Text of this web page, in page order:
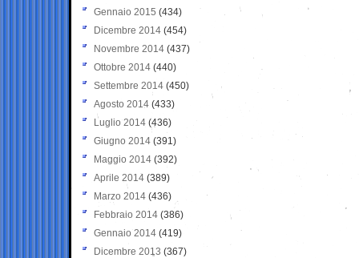
Gennaio 2015 (434)
Dicembre 2014 (454)
Novembre 2014 (437)
Ottobre 2014 (440)
Settembre 2014 (450)
Agosto 2014 (433)
Luglio 2014 (436)
Giugno 2014 (391)
Maggio 2014 (392)
Aprile 2014 (389)
Marzo 2014 (436)
Febbraio 2014 (386)
Gennaio 2014 (419)
Dicembre 2013 (367)